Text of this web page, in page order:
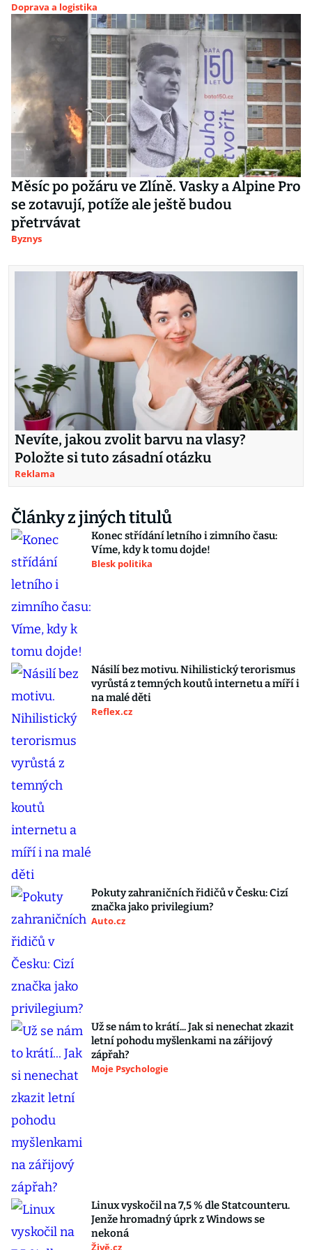
Doprava a logistika
Měsíc po požáru ve Zlíně. Vasky a Alpine Pro
se zotavují, potíže ale ještě budou
přetrvávat
Byznys
Nevíte, jakou zvolit barvu na vlasy?
Položte si tuto zásadní otázku
Reklama
Články z jiných titulů
Konec střídání letního i zimního času:
Víme, kdy k tomu dojde!
Blesk politika
Násilí bez motivu. Nihilistický terorismus
vyrůstá z temných koutů internetu a míří i
na malé děti
Reflex.cz
Pokuty zahraničních řidičů v Česku: Cizí
značka jako privilegium?
Auto.cz
Už se nám to krátí... Jak si nenechat zkazit
letní pohodu myšlenkami na zářijový
zápřah?
Moje Psychologie
Linux vyskočil na 7,5 % dle Statcounteru.
Jenže hromadný úprk z Windows se
nekoná
Živě.cz